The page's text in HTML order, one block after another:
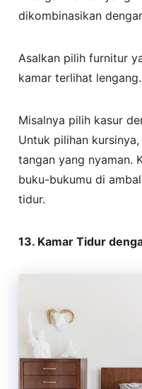
dikombinasikan
Asalkan pilih furnitur
kamar terlihat lengang.
Misalnya pilih kasur
Untuk pilihan
tangan yang nyaman.
buku-bukumu di
tidur.
13. Kamar Tidur